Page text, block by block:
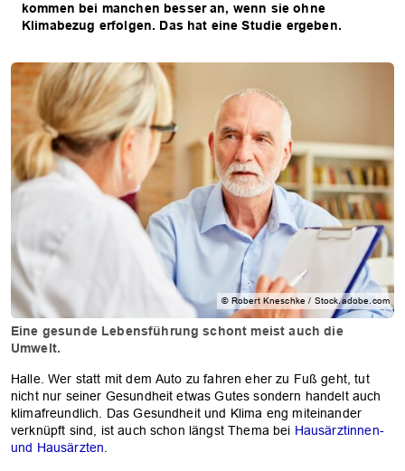
kommen bei manchen besser an, wenn sie ohne
Klimabezug erfolgen. Das hat eine Studie ergeben.
© Robert Kneschke / Stock.adobe.com
Eine gesunde Lebensführung schont meist auch die
Umwelt.
Halle. Wer statt mit dem Auto zu fahren eher zu Fuß geht, tut
nicht nur seiner Gesundheit etwas Gutes sondern handelt auch
klimafreundlich. Das Gesundheit und Klima eng miteinander
verknüpft sind, ist auch schon längst Thema bei Hausärztinnen-
und Hausärzten.